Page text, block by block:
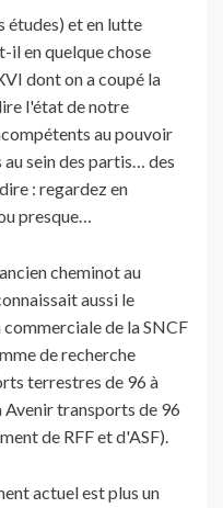
études) et en lutte
en quelque chose
dont on a coupé la
l'état de notre
au pouvoir
sein des partis… des
: regardez en
presque…
cheminot au
aussi le
de la SNCF
de recherche
terrestres de 96 à
transports de 96
de RFF et d'ASF).
actuel est plus un